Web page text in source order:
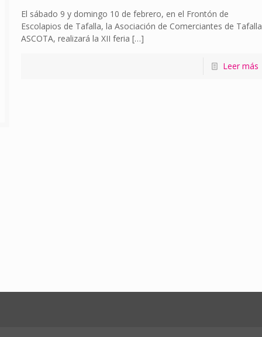
El sábado 9 y domingo 10 de febrero, en el Frontón de
Escolapios de Tafalla, la Asociación de Comerciantes de Tafalla
ASCOTA, realizará la XII feria […]
Leer más